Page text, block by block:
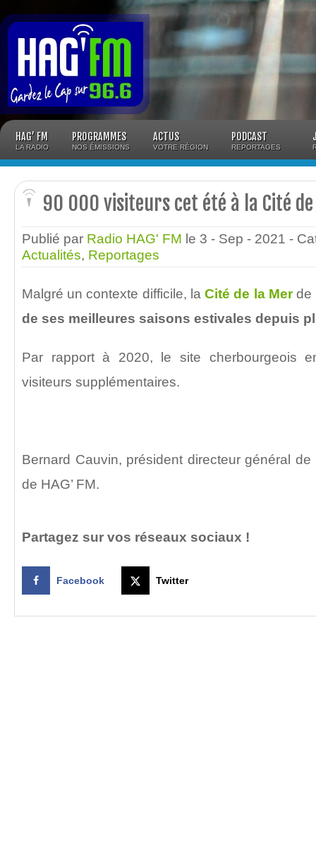
HAG’ FM
LA RADIO
PROGRAMMES
NOS ÉMISSIONS
ACTUS
VOTRE RÉGION
PODCAST
REPORTAGES
90 000 visiteurs cet été à la Cité
Publié par Radio HAG' FM le 3 - Sep - 2021 -
Actualités, Reportages
Malgré un contexte difficile, laCité de la Merde
de ses meilleures saisons estivales depuis
Par rapport à 2020, le site cherbourgeois
visiteurs supplémentaires.
Bernard Cauvin, président directeur général
de HAG’ FM.
Partagez sur vos réseaux sociaux !
Facebook Twitter
Panneau de gestion des cookies